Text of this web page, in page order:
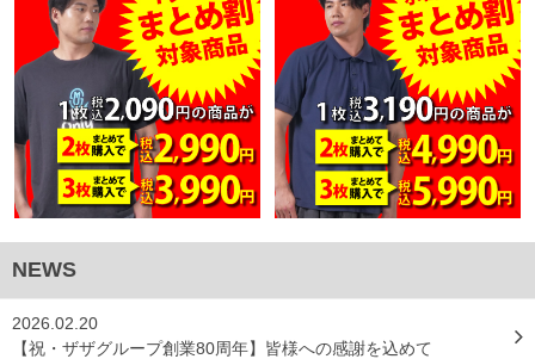
NEWS
2026.02.20
【祝・ザザグループ創業80周年】皆様への感謝を込めて